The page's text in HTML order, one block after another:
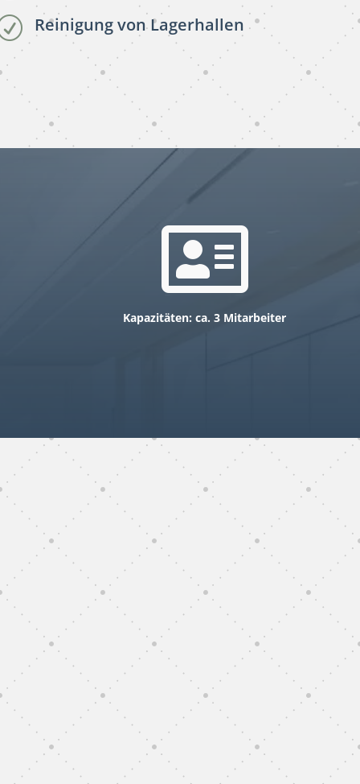
Reinigung von Lagerhallen
gebäudereinigung
subunternehmer Dinslaken

Kapazitäten: ca. 3 Mitarbeiter